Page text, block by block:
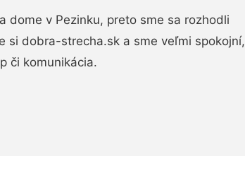
dome v Pezinku, preto sme sa rozhodli
si dobra-strecha.sk a sme veľmi spokojní,
či komunikácia.